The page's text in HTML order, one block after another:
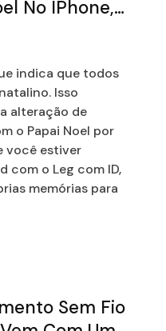
No IPhone,
indica que todos
Isso
alteração de
o Papai Noel por
você estiver
com o Leg com ID,
memórias para
Sem Fio